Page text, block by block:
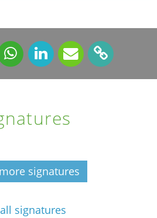
signatures
signatures